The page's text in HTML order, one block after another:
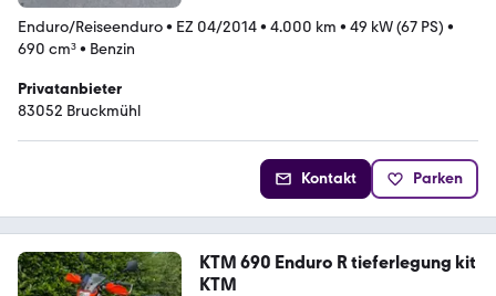
Enduro/Reiseenduro• EZ 04/2014• 4.000 km • 49 kW (67 PS) •
690 cm³• Benzin
Privatanbieter
83052 Bruckmühl
Kontakt Parken
KTM 690 Enduro R tieferlegung kit
KTM